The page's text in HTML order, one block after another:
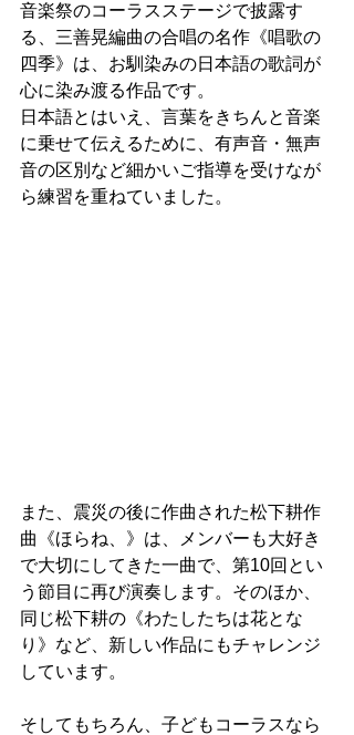
音楽祭のコーラスステージで披露す
る、三善晃編曲の合唱の名作《唱歌の
四季》は、お馴染みの日本語の歌詞が
心に染み渡る作品です。
日本語とはいえ、言葉をきちんと音楽
に乗せて伝えるために、有声音・無声
音の区別など細かいご指導を受けなが
ら練習を重ねていました。
また、震災の後に作曲された松下耕作
曲《ほらね、》は、メンバーも大好き
で大切にしてきた一曲で、第10回とい
う節目に再び演奏します。そのほか、
同じ松下耕の《わたしたちは花とな
り》など、新しい作品にもチャレンジ
しています。
そしてもちろん、子どもコーラスなら